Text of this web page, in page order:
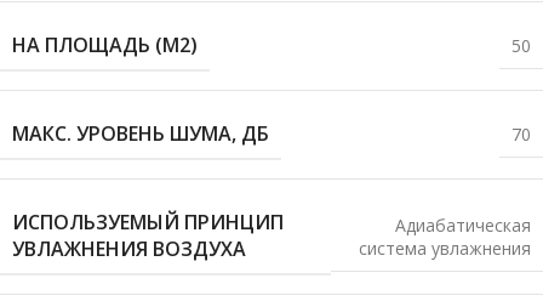
НА ПЛОЩАДЬ (М2) 50
МАКС. УРОВЕНЬ ШУМА, ДБ 70
ИСПОЛЬЗУЕМЫЙ ПРИНЦИП
УВЛАЖНЕНИЯ ВОЗДУХА
Адиабатическая
система увлажнения